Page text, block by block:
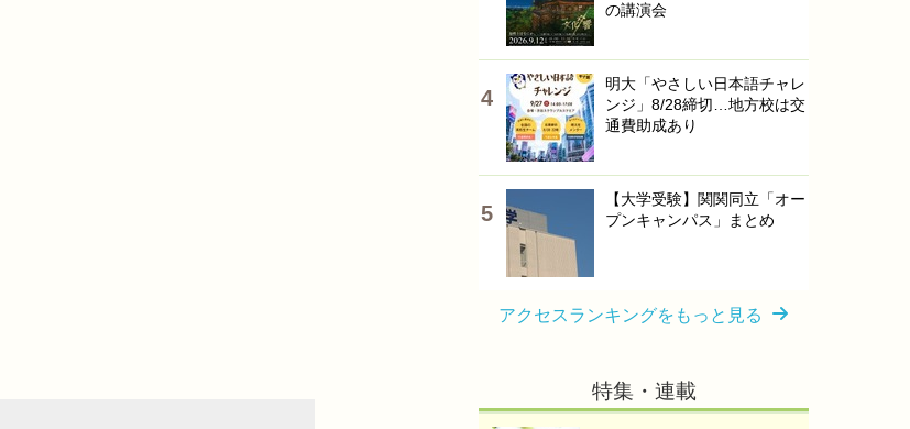
の講演会
明大「やさしい日本語チャレ
ンジ」8/28締切…地方校は交
通費助成あり
【大学受験】関関同立「オー
プンキャンパス」まとめ
アクセスランキングをもっと見る
特集・連載